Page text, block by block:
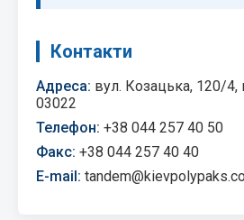
Контакти
Адреса: вул. Козацька, 120/4,
03022
Телефон: +38 044 257 40 50
Факс: +38 044 257 40 40
E-mail: